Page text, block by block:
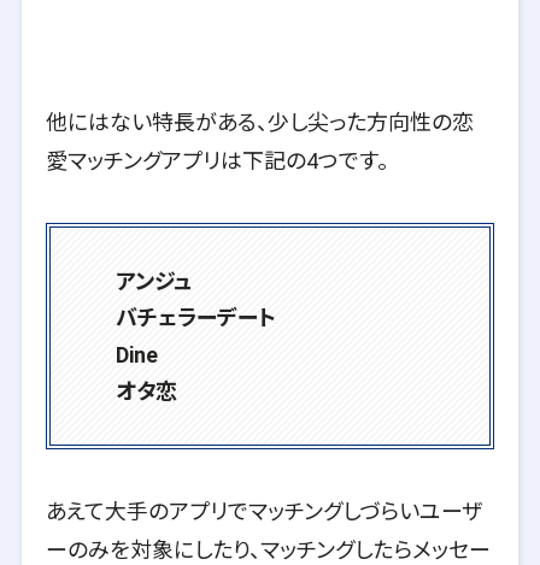
他にはない特長がある、少し尖った方向性の恋
愛マッチングアプリは下記の4つです。
アンジュ
バチェラーデート
Dine
オタ恋
あえて大手のアプリでマッチングしづらいユーザ
ーのみを対象にしたり、マッチングしたらメッセー